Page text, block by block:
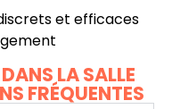
et efficaces
LA SALLE
FRÉQUENTES